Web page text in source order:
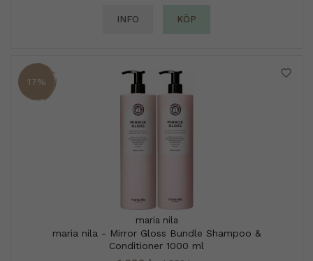
INFO KÖP
17%
maria nila
maria nila - Mirror Gloss Bundle Shampoo &
Conditioner 1000 ml